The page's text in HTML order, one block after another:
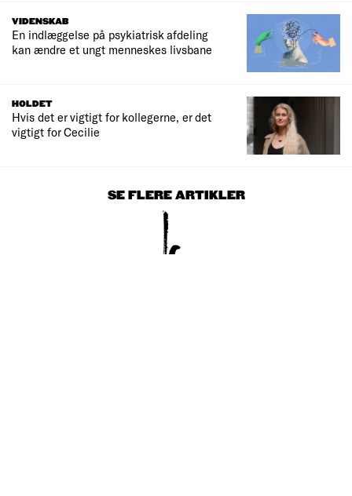
VIDENSKAB
En indlæggelse på psykiatrisk afdeling
kan ændre et ungt menneskes livsbane
HOLDET
Hvis det er vigtigt for kollegerne, er det
vigtigt for Cecilie
SE FLERE ARTIKLER